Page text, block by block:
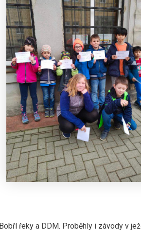
řeky a DDM. Proběhly i závody v